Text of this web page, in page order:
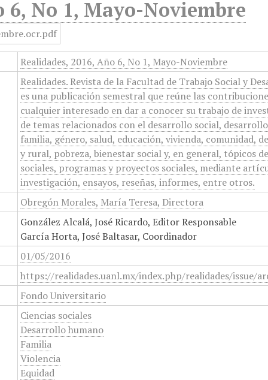
6, No 1, Mayo-Noviembre
Realidades, 2016, Año 6, No 1, Mayo-Noviembre
Realidades. Revista de la Facultad de Trabajo Social y
es una publicación semestral que reúne las
cualquier interesado en dar a conocer su trabajo de
de temas relacionados con el desarrollo social,
familia, género, salud, educación, vivienda, comunidad,
y rural, pobreza, bienestar social y, en general, tópicos
sociales, programas y proyectos sociales, mediante
investigación, ensayos, reseñas, informes, entre otros.
Obregón Morales, María Teresa, Directora
González Alcalá, José Ricardo, Editor Responsable
García Horta, José Baltasar, Coordinador
01/05/2016
https://realidades.uanl.mx/index.php/realidades/issue/
Fondo Universitario
Ciencias sociales
Desarrollo humano
Familia
Violencia
Equidad